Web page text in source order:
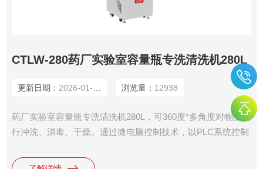
CTLW-280药厂实验室容量瓶专洗清洗机280L
更新日期： 2026-01-14 浏览量： 12938
药厂实验室容量瓶专洗清洗机280L，可360度*多角度对物品进
行冲洗、消毒、干燥。通过微电脑控制技术，以PLC系统控制
皿、电路板等物品的内外表面附着物进行清洗、消毒和干燥处